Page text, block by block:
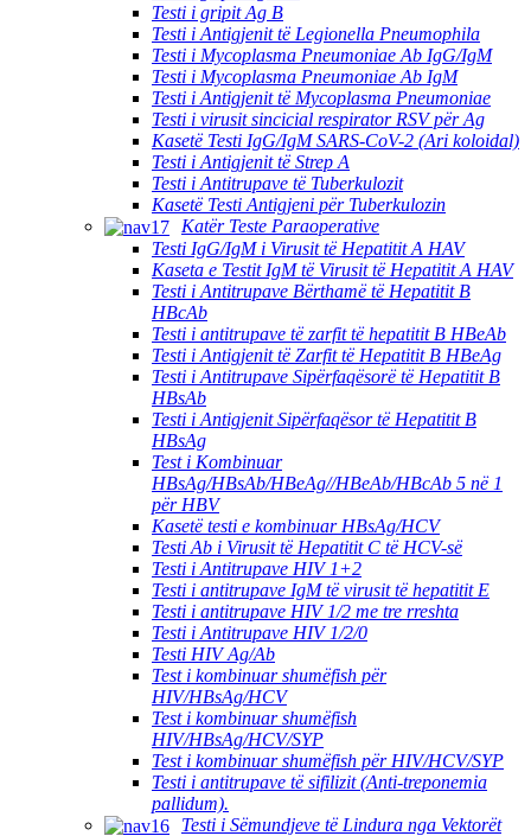
Testi i gripit Ag B
Testi i Antigjenit të Legionella Pneumophila
Testi i Mycoplasma Pneumoniae Ab IgG/IgM
Testi i Mycoplasma Pneumoniae Ab IgM
Testi i Antigjenit të Mycoplasma Pneumoniae
Testi i virusit sincicial respirator RSV për Ag
Kasetë Testi IgG/IgM SARS-CoV-2 (Ari koloidal)
Testi i Antigjenit të Strep A
Testi i Antitrupave të Tuberkulozit
Kasetë Testi Antigjeni për Tuberkulozin
Katër Teste Paraoperative
Testi IgG/IgM i Virusit të Hepatitit A HAV
Kaseta e Testit IgM të Virusit të Hepatitit A HAV
Testi i Antitrupave Bërthamë të Hepatitit B
HBcAb
Testi i antitrupave të zarfit të hepatitit B HBeAb
Testi i Antigjenit të Zarfit të Hepatitit B HBeAg
Testi i Antitrupave Sipërfaqësorë të Hepatitit B
HBsAb
Testi i Antigjenit Sipërfaqësor të Hepatitit B
HBsAg
Test i Kombinuar
HBsAg/HBsAb/HBeAg//HBeAb/HBcAb 5 në 1
për HBV
Kasetë testi e kombinuar HBsAg/HCV
Testi Ab i Virusit të Hepatitit C të HCV-së
Testi i Antitrupave HIV 1+2
Testi i antitrupave IgM të virusit të hepatitit E
Testi i antitrupave HIV 1/2 me tre rreshta
Testi i Antitrupave HIV 1/2/0
Testi HIV Ag/Ab
Test i kombinuar shumëfish për
HIV/HBsAg/HCV
Test i kombinuar shumëfish
HIV/HBsAg/HCV/SYP
Test i kombinuar shumëfish për HIV/HCV/SYP
Testi i antitrupave të sifilizit (Anti-treponemia
pallidum).
Testi i Sëmundjeve të Lindura nga Vektorët